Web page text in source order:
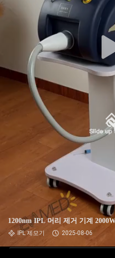
1200nm IPL 머리 제거 기계
IPL 제모기 2025-08-06